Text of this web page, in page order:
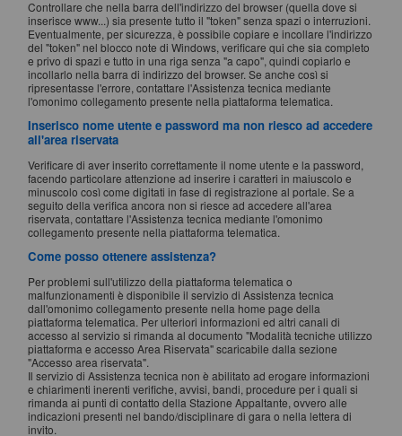
Controllare che nella barra dell'indirizzo del browser (quella dove si
inserisce www...) sia presente tutto il "token" senza spazi o interruzioni.
Eventualmente, per sicurezza, è possibile copiare e incollare l'indirizzo
del "token" nel blocco note di Windows, verificare qui che sia completo
e privo di spazi e tutto in una riga senza "a capo", quindi copiarlo e
incollarlo nella barra di indirizzo del browser. Se anche così si
ripresentasse l'errore, contattare l'Assistenza tecnica mediante
l'omonimo collegamento presente nella piattaforma telematica.
Inserisco nome utente e password ma non riesco ad accedere
all'area riservata
Verificare di aver inserito correttamente il nome utente e la password,
facendo particolare attenzione ad inserire i caratteri in maiuscolo e
minuscolo così come digitati in fase di registrazione al portale. Se a
seguito della verifica ancora non si riesce ad accedere all'area
riservata, contattare l'Assistenza tecnica mediante l'omonimo
collegamento presente nella piattaforma telematica.
Come posso ottenere assistenza?
Per problemi sull'utilizzo della piattaforma telematica o
malfunzionamenti è disponibile il servizio di Assistenza tecnica
dall'omonimo collegamento presente nella home page della
piattaforma telematica. Per ulteriori informazioni ed altri canali di
accesso al servizio si rimanda al documento "Modalità tecniche utilizzo
piattaforma e accesso Area Riservata" scaricabile dalla sezione
"Accesso area riservata".
Il servizio di Assistenza tecnica non è abilitato ad erogare informazioni
e chiarimenti inerenti verifiche, avvisi, bandi, procedure per i quali si
rimanda ai punti di contatto della Stazione Appaltante, ovvero alle
indicazioni presenti nel bando/disciplinare di gara o nella lettera di
invito.